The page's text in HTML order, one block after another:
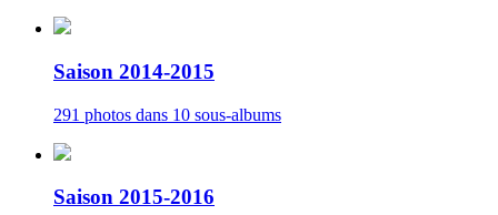
Saison 2014-2015
291 photos dans 10 sous-albums
Saison 2015-2016